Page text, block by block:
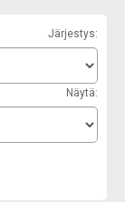
Järjestys:
Näytä: